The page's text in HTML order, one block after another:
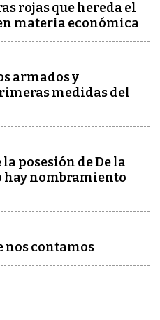
rojas que hereda el
materia económica
armados y
medidas del
posesión de De la
hay nombramiento
nos contamos